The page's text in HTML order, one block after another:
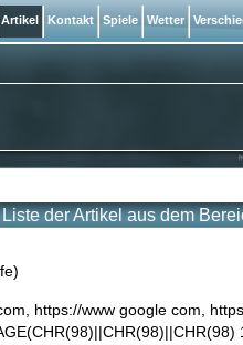
Liste der Artikel aus dem
https://www google com,
Artikel Kontakt Spiele Wetter